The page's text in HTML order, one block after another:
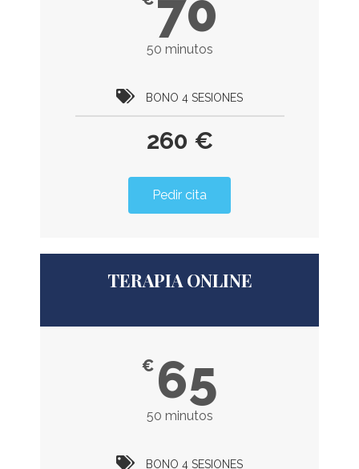
70
50 minutos
BONO 4 SESIONES
260 €
Pedir cita
TERAPIA ONLINE
€ 65
50 minutos
BONO 4 SESIONES